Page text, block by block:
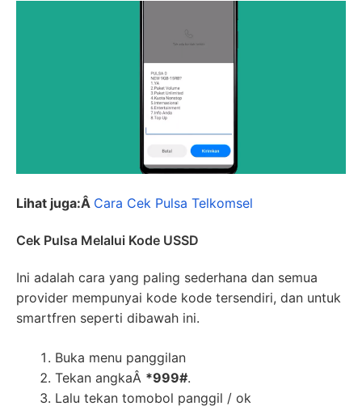
Lihat juga:Â Cara Cek Pulsa Telkomsel
Cek Pulsa Melalui Kode USSD
Ini adalah cara yang paling sederhana dan semua
provider mempunyai kode kode tersendiri, dan untuk
smartfren seperti dibawah ini.
Buka menu panggilan
Tekan angkaÂ *999#.
Lalu tekan tomobol panggil / ok